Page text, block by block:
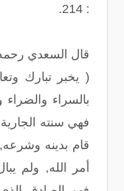
: 214.
قال السعدي
( يخبر تبارك
بالسراء
فهي سنته
قام بدينه
أمر الله, ولم